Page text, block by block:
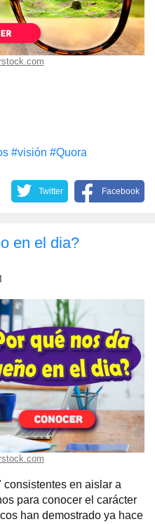
#visión #Quora
Twitter Facebook
en el dia?
consistentes en aislar a
para conocer el carácter
han demostrado ya hace